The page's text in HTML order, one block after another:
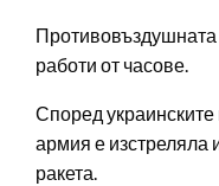
Противовъздушната
работи от часове.
Според
армия е изстреляла
ракета.